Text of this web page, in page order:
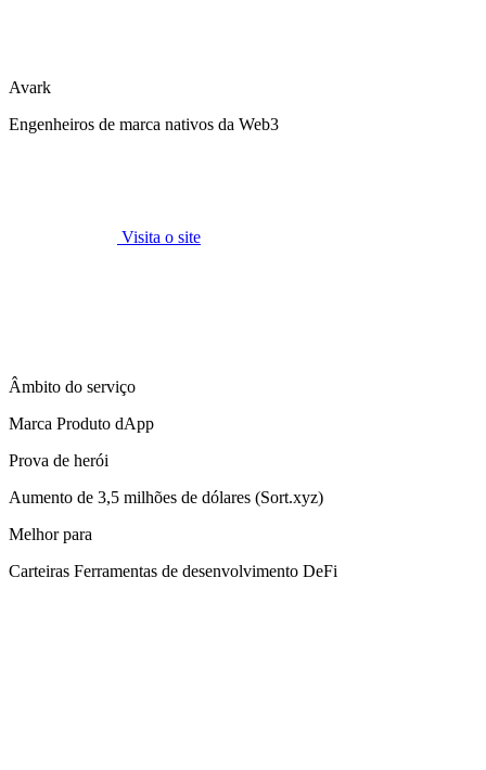
Avark
Engenheiros de marca nativos da Web3
Visita o site
Âmbito do serviço
Marca Produto dApp
Prova de herói
Aumento de 3,5 milhões de dólares (Sort.xyz)
Melhor para
Carteiras Ferramentas de desenvolvimento DeFi